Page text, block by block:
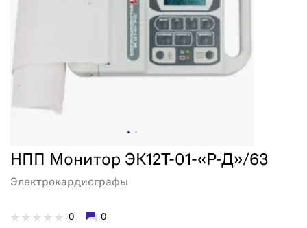
НПП Монитор ЭК12Т-01-«Р-Д»/63
Электрокардиографы
0 0